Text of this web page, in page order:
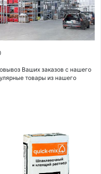
Ваших заказов с нашего
товары из нашего